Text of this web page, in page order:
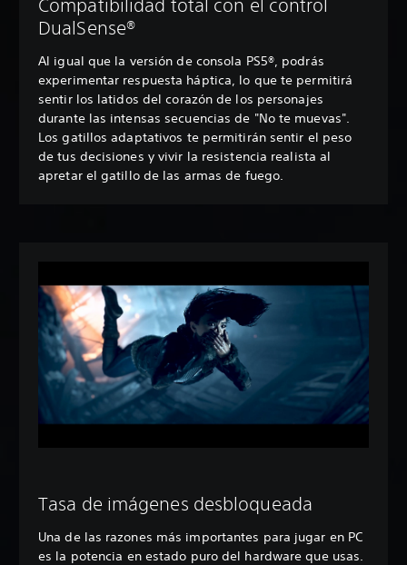
Compatibilidad total con el control
DualSense®
Al igual que la versión de consola PS5®, podrás
experimentar respuesta háptica, lo que te permitirá
sentir los latidos del corazón de los personajes
durante las intensas secuencias de "No te muevas".
Los gatillos adaptativos te permitirán sentir el peso
de tus decisiones y vivir la resistencia realista al
apretar el gatillo de las armas de fuego.
Tasa de imágenes desbloqueada
Una de las razones más importantes para jugar en PC
es la potencia en estado puro del hardware que usas.